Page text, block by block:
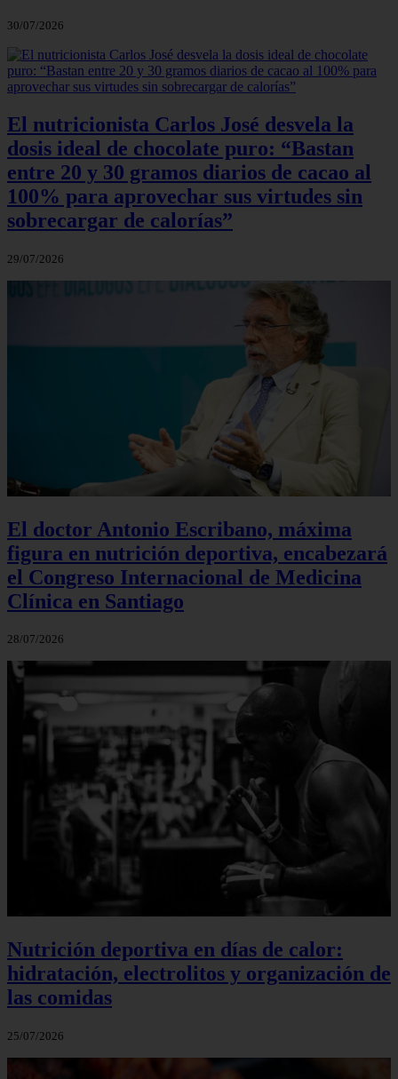
30/07/2026
El nutricionista Carlos José desvela la
dosis ideal de chocolate puro: “Bastan
entre 20 y 30 gramos diarios de cacao al
100% para aprovechar sus virtudes sin
sobrecargar de calorías”
29/07/2026
El doctor Antonio Escribano, máxima
figura en nutrición deportiva, encabezará
el Congreso Internacional de Medicina
Clínica en Santiago
28/07/2026
Nutrición deportiva en días de calor:
hidratación, electrolitos y organización de
las comidas
25/07/2026